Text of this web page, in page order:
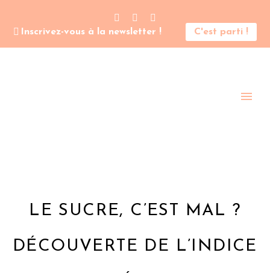
Inscrivez-vous à la newsletter ! C'est parti !
LE SUCRE, C’EST MAL ?
DÉCOUVERTE DE L’INDICE